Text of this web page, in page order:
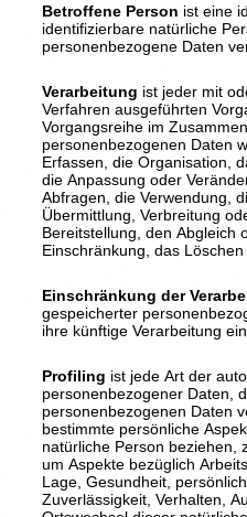
Betroffene Person ist eine
identifizierbare natürliche
personenbezogene Daten
Verarbeitung ist jeder mit
Verfahren ausgeführten
Vorgangsreihe im
personenbezogenen Daten
Erfassen, die Organisation,
die Anpassung oder
Abfragen, die Verwendung,
Übermittlung, Verbreitung
Bereitstellung, den Abgleich
Einschränkung, das Löschen
Einschränkung der
gespeicherter
ihre künftige Verarbeitung
Profiling ist jede Art der
personenbezogener Daten,
personenbezogenen Daten
bestimmte persönliche
natürliche Person beziehen,
um Aspekte bezüglich
Lage, Gesundheit,
Zuverlässigkeit, Verhalten,